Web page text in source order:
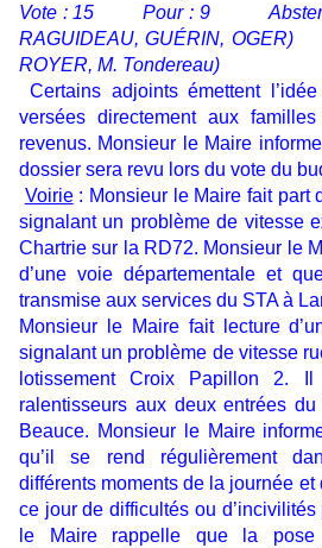
Vote : 15 Pour : 9
RAGUIDEAU, GUÉRIN,
ROYER, M. Tondereau)
Certains adjoints émettent
versées directement aux
revenus. Monsieur le Maire
dossier sera revu lors du vote du
Voirie: Monsieur le Maire fait part
signalant un problème de vitesse
Chartrie sur la RD72. Monsieur le
d’une voie départementale et
transmise aux services du STA à
Monsieur le Maire fait lecture
signalant un problème de vitesse
lotissement Croix Papillon 2.
ralentisseurs aux deux entrées
Beauce. Monsieur le Maire
qu’il se rend régulièrement
différents moments de la journée et
ce jour de difficultés ou
le Maire rappelle que la pose